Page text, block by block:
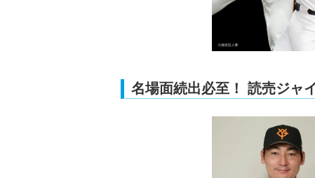
名場面続出必至！ 読売ジャ